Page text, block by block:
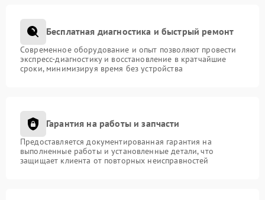
Бесплатная диагностика и быстрый ремонт
Современное оборудование и опыт позволяют провести
экспресс-диагностику и восстановление в кратчайшие
сроки, минимизируя время без устройства
Гарантия на работы и запчасти
Предоставляется документированная гарантия на
выполненные работы и установленные детали, что
защищает клиента от повторных неисправностей